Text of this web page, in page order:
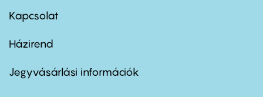
firstKapcsolat
Footer
second
Házirend
Jegyvásárlási információk